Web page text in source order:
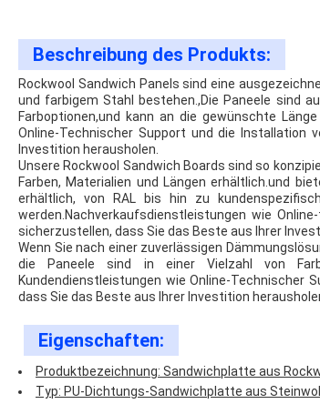
Beschreibung des Produkts:
Rockwool Sandwich Panels sind eine
und farbigem Stahl bestehen.,Die Paneele sind
Farboptionen,und kann an die gewünschte
Online-Technischer Support und die
Investition herausholen.
Unsere Rockwool Sandwich Boards sind so
Farben, Materialien und Längen erhältlich.und
erhältlich, von RAL bis hin zu
werden.Nachverkaufsdienstleistungen wie
sicherzustellen, dass Sie das Beste aus Ihrer
Wenn Sie nach einer zuverlässigen
die Paneele sind in einer Vielzahl von
Kundendienstleistungen wie Online-Technischer
dass Sie das Beste aus Ihrer Investition
Eigenschaften:
Produktbezeichnung: Sandwichplatte aus
Typ: PU-Dichtungs-Sandwichplatte aus